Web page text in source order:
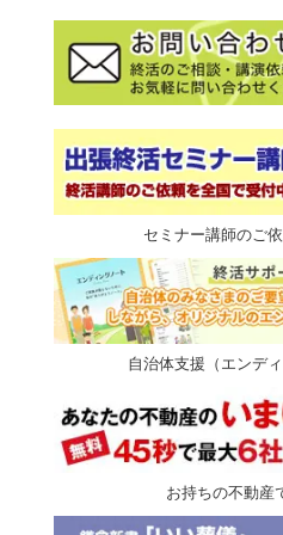
セミナー講師のご
自治体支援（エンデ
お持ちの不動産